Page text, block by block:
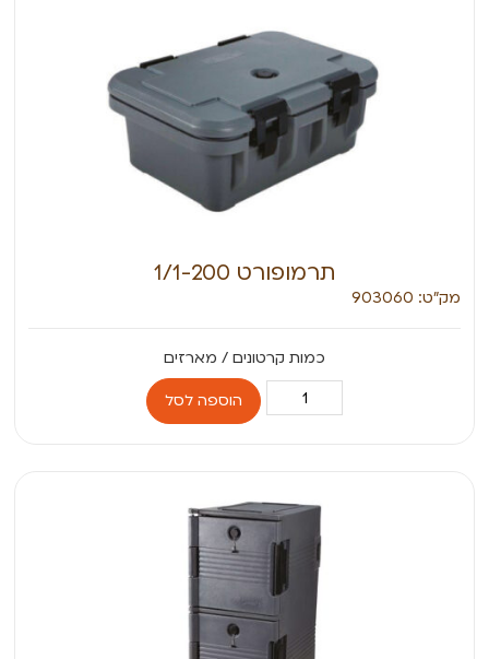
תרמופורט 1/1-200
מק״ט: 903060
הוספה לסל